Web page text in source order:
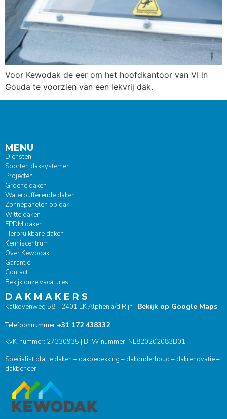
Voor Kewodak de eer om het hoofdkantoor van VI in
Gouda te voorzien van een lekvrij dak.
MENU
Diensten
Soorten daksystemen
Projecten
Groene daken
Waterbufferende daken
Zonnepanelen op dak
Witte daken
EPDM daken
Herbruikbare daken
Kenniscentrum
Over Kewodak
Garantie
Contact
Bekijk onze vacatures
D A K M A K E R S
Kalkovenweg 58 | 2401 LK Alphen a/d Rijn | Bekijk op Google Maps
Telefoonnummer +31 172 438332
KvK-nummer: 27330935 | BTW-nummer: NL820202083B01
Specialist platte daken – dakbedekking – dakonderhoud – dakrenovatie –
dakbeheer